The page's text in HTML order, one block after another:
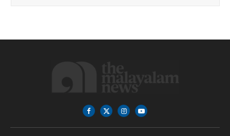
Facebook
X
(Twitter)
InstagramYouTube